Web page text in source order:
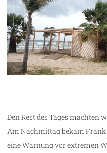
Den Rest des Tages machten
Am Nachmittag bekam
eine Warnung vor extremen